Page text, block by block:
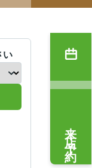
い
来店予約